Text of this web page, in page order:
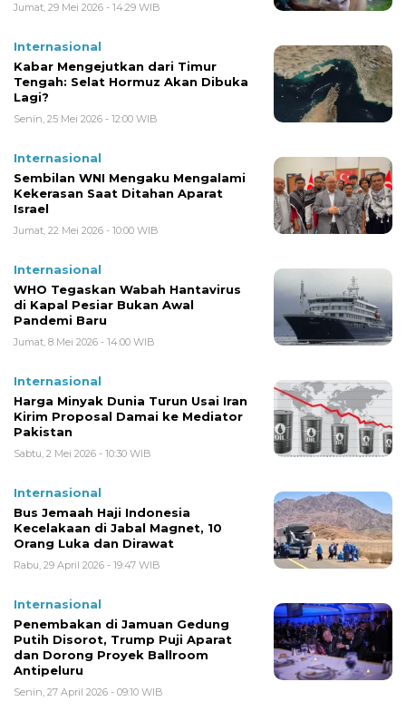
Jumat, 29 Mei 2026 - 14:29 WIB
Internasional
Kabar Mengejutkan dari Timur
Tengah: Selat Hormuz Akan Dibuka
Lagi?
Senin, 25 Mei 2026 - 12:00 WIB
Internasional
Sembilan WNI Mengaku Mengalami
Kekerasan Saat Ditahan Aparat
Israel
Jumat, 22 Mei 2026 - 10:00 WIB
Internasional
WHO Tegaskan Wabah Hantavirus
di Kapal Pesiar Bukan Awal
Pandemi Baru
Jumat, 8 Mei 2026 - 14:00 WIB
Internasional
Harga Minyak Dunia Turun Usai Iran
Kirim Proposal Damai ke Mediator
Pakistan
Sabtu, 2 Mei 2026 - 10:30 WIB
Internasional
Bus Jemaah Haji Indonesia
Kecelakaan di Jabal Magnet, 10
Orang Luka dan Dirawat
Rabu, 29 April 2026 - 19:47 WIB
Internasional
Penembakan di Jamuan Gedung
Putih Disorot, Trump Puji Aparat
dan Dorong Proyek Ballroom
Antipeluru
Senin, 27 April 2026 - 09:10 WIB